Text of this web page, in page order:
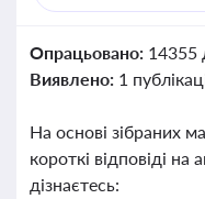
Опрацьовано: 14355
Виявлено: 1
На основі зібраних
короткі відповіді на
дізнаєтесь: